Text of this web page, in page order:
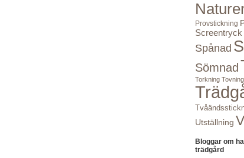
Provstickning
Screentryck
Spånad
Sömnad
Torkning Tovning
Utställning
Bloggar om
trädgård